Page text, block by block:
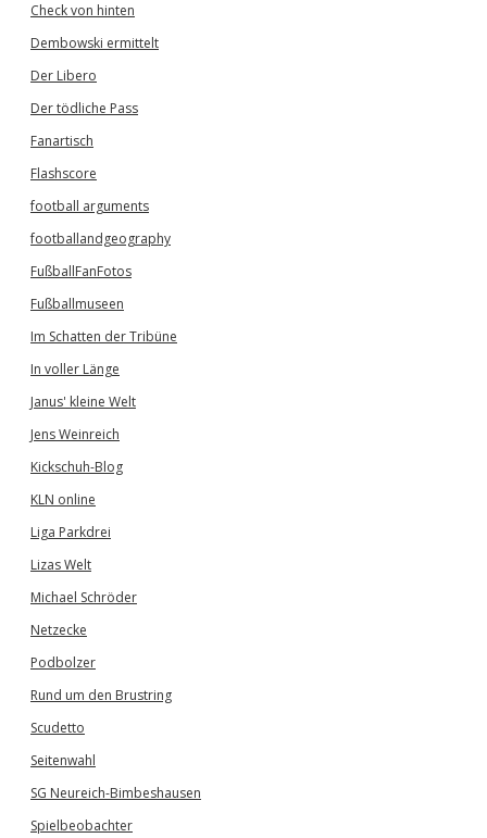
Check von hinten
Dembowski ermittelt
Der Libero
Der tödliche Pass
Fanartisch
Flashscore
football arguments
footballandgeography
FußballFanFotos
Fußballmuseen
Im Schatten der Tribüne
In voller Länge
Janus' kleine Welt
Jens Weinreich
Kickschuh-Blog
KLN online
Liga Parkdrei
Lizas Welt
Michael Schröder
Netzecke
Podbolzer
Rund um den Brustring
Scudetto
Seitenwahl
SG Neureich-Bimbeshausen
Spielbeobachter